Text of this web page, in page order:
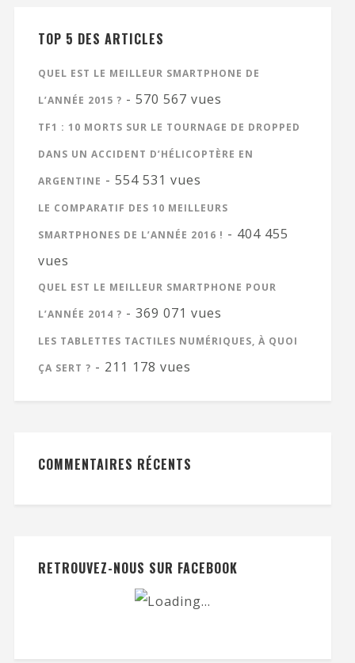
TOP 5 DES ARTICLES
QUEL EST LE MEILLEUR SMARTPHONE DE
L’ANNÉE 2015 ? - 570 567 vues
TF1 : 10 MORTS SUR LE TOURNAGE DE DROPPED
DANS UN ACCIDENT D’HÉLICOPTÈRE EN
ARGENTINE - 554 531 vues
LE COMPARATIF DES 10 MEILLEURS
SMARTPHONES DE L’ANNÉE 2016 ! - 404 455
vues
QUEL EST LE MEILLEUR SMARTPHONE POUR
L’ANNÉE 2014 ? - 369 071 vues
LES TABLETTES TACTILES NUMÉRIQUES, À QUOI
ÇA SERT ? - 211 178 vues
COMMENTAIRES RÉCENTS
RETROUVEZ-NOUS SUR FACEBOOK